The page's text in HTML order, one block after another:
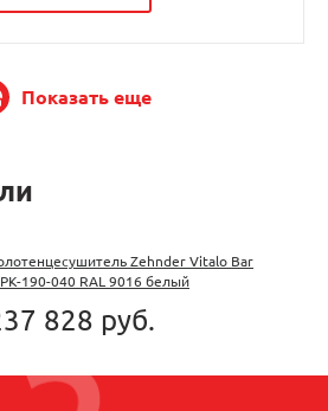
Показать еще
Zehnder Vitalo Bar
190-040 RAL 9016 белый
828 руб.